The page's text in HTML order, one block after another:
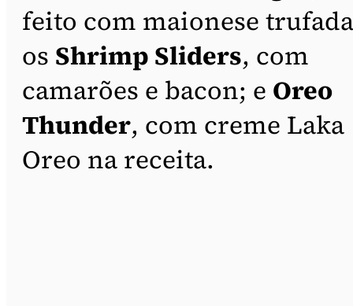
feito com maionese
os Shrimp Sliders, com
camarões e bacon; e Oreo
Thunder, com creme Laka
Oreo na receita.